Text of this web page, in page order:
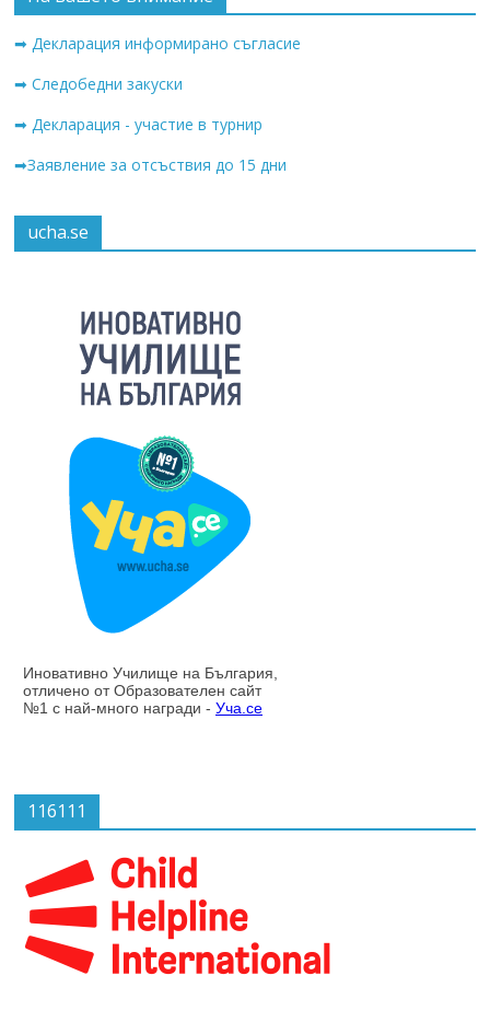
➡ Декларация информирано съгласие
➡ Следобедни закуски
➡ Декларация - участие в турнир
➡Заявление за отсъствия до 15 дни
ucha.se
116111